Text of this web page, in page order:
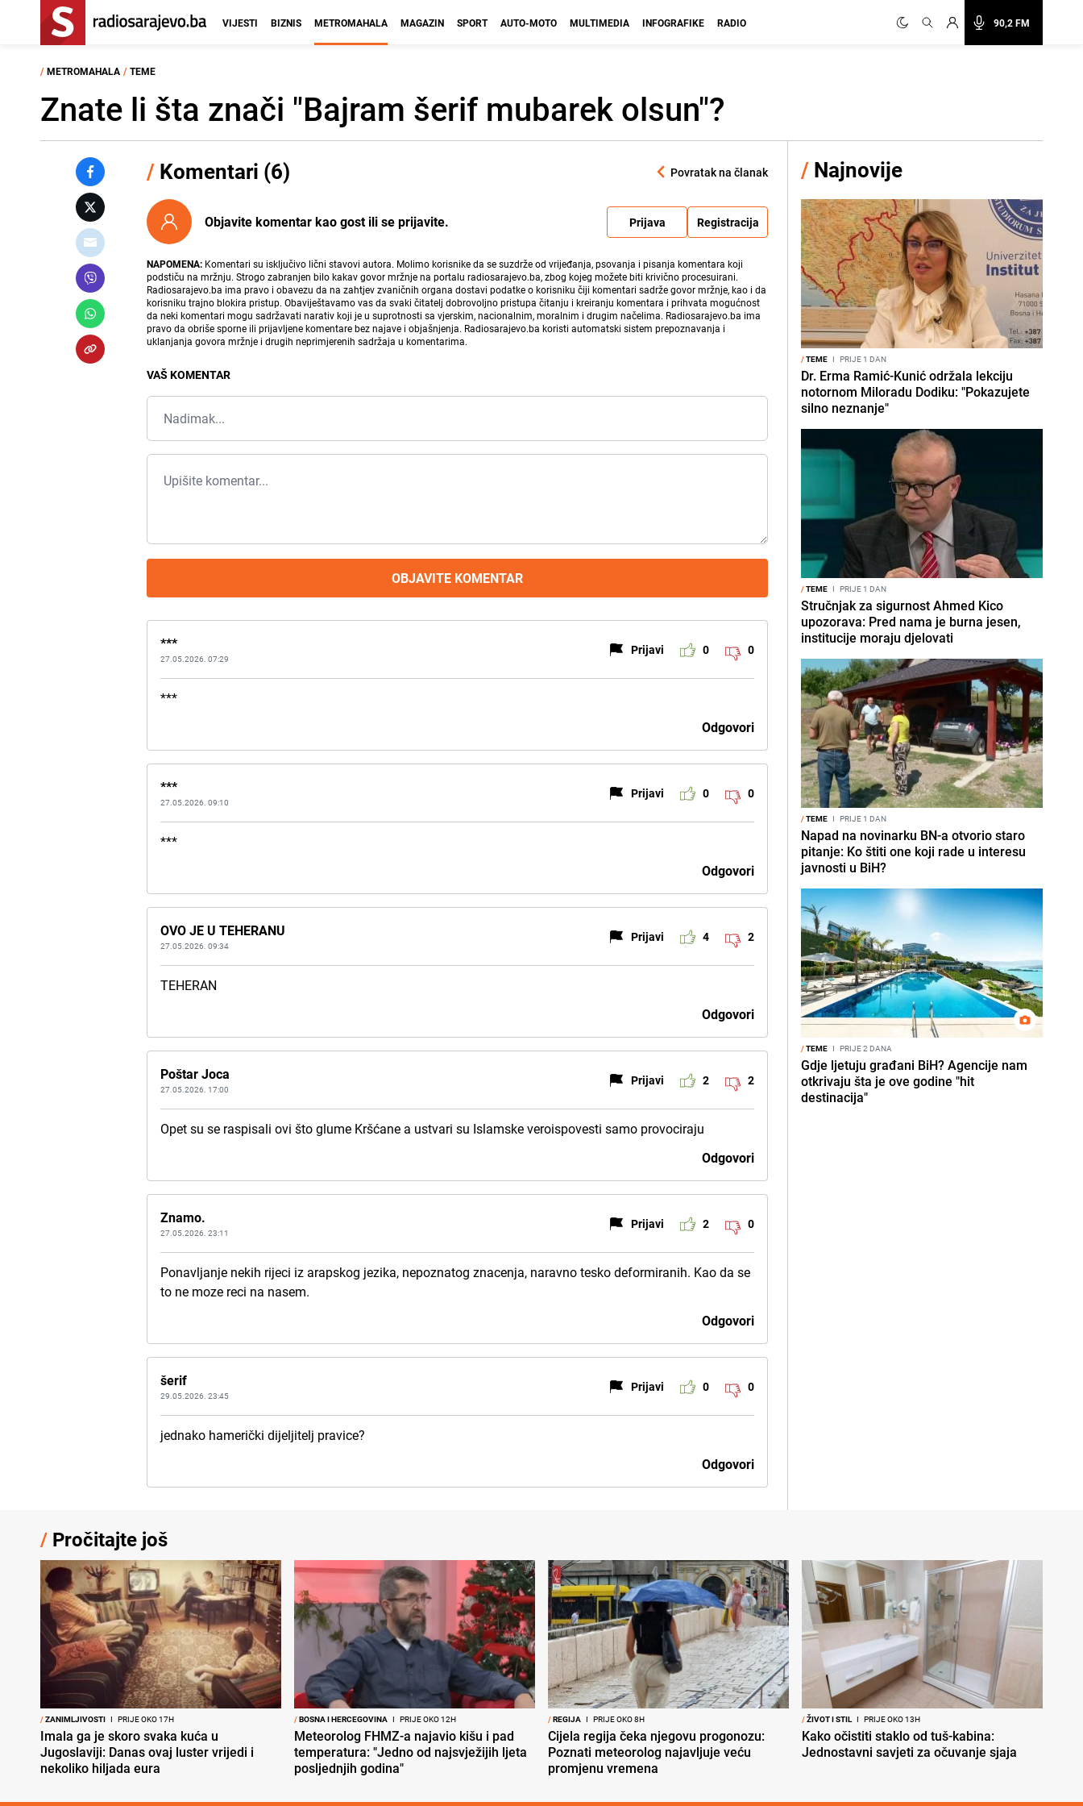
90,2 FM
VIJESTI BIZNIS METROMAHALA MAGAZIN SPORT AUTO-MOTO MULTIMEDIA INFOGRAFIKE RADIO
/ METROMAHALA / TEME
Znate li šta znači "Bajram šerif mubarek olsun"?
/ Komentari (6) Povratak na članak
Objavite komentar kao gost ili se prijavite. Prijava Registracija
NAPOMENA: Komentari su isključivo lični stavovi autora. Molimo korisnike da se suzdrže od vrijeđanja, psovanja i pisanja komentara koji
podstiču na mržnju. Strogo zabranjen bilo kakav govor mržnje na portalu radiosarajevo.ba, zbog kojeg možete biti krivično procesuirani.
Radiosarajevo.ba ima pravo i obavezu da na zahtjev zvaničnih organa dostavi podatke o korisniku čiji komentari sadrže govor mržnje, kao i da
korisniku trajno blokira pristup. Obaviještavamo vas da svaki čitatelj dobrovoljno pristupa čitanju i kreiranju komentara i prihvata mogućnost
da neki komentari mogu sadržavati narativ koji je u suprotnosti sa vjerskim, nacionalnim, moralnim i drugim načelima. Radiosarajevo.ba ima
pravo da obriše sporne ili prijavljene komentare bez najave i objašnjenja. Radiosarajevo.ba koristi automatski sistem prepoznavanja i
uklanjanja govora mržnje i drugih neprimjerenih sadržaja u komentarima.
VAŠ KOMENTAR
OBJAVITE KOMENTAR
***
27.05.2026. 07:29
Prijavi 0 0
***
Odgovori
***
27.05.2026. 09:10
Prijavi 0 0
***
Odgovori
OVO JE U TEHERANU
27.05.2026. 09:34
Prijavi 4 2
TEHERAN
Odgovori
Poštar Joca
27.05.2026. 17:00
Prijavi 2 2
Opet su se raspisali ovi što glume Kršćane a ustvari su Islamske veroispovesti samo provociraju
Odgovori
Znamo.
27.05.2026. 23:11
Prijavi 2 0
Ponavljanje nekih rijeci iz arapskog jezika, nepoznatog znacenja, naravno tesko deformiranih. Kao da se
to ne moze reci na nasem.
Odgovori
šerif
29.05.2026. 23:45
Prijavi 0 0
jednako hamerički dijeljitelj pravice?
Odgovori
/ Najnovije
/TEME I PRIJE 1 DAN
Dr. Erma Ramić-Kunić održala lekciju
notornom Miloradu Dodiku: "Pokazujete
silno neznanje"
/TEME I PRIJE 1 DAN
Stručnjak za sigurnost Ahmed Kico
upozorava: Pred nama je burna jesen,
institucije moraju djelovati
/TEME I PRIJE 1 DAN
Napad na novinarku BN-a otvorio staro
pitanje: Ko štiti one koji rade u interesu
javnosti u BiH?
/TEME I PRIJE 2 DANA
Gdje ljetuju građani BiH? Agencije nam
otkrivaju šta je ove godine "hit
destinacija"
/ Pročitajte još
/ZANIMLJIVOSTI I PRIJE OKO 17H
Imala ga je skoro svaka kuća u
Jugoslaviji: Danas ovaj luster vrijedi i
nekoliko hiljada eura
/BOSNA I HERCEGOVINA I PRIJE OKO 12H
Meteorolog FHMZ-a najavio kišu i pad
temperatura: "Jedno od najsvježijih ljeta
posljednjih godina"
/REGIJA I PRIJE OKO 8H
Cijela regija čeka njegovu progonozu:
Poznati meteorolog najavljuje veću
promjenu vremena
/ŽIVOT I STIL I PRIJE OKO 13H
Kako očistiti staklo od tuš-kabina:
Jednostavni savjeti za očuvanje sjaja